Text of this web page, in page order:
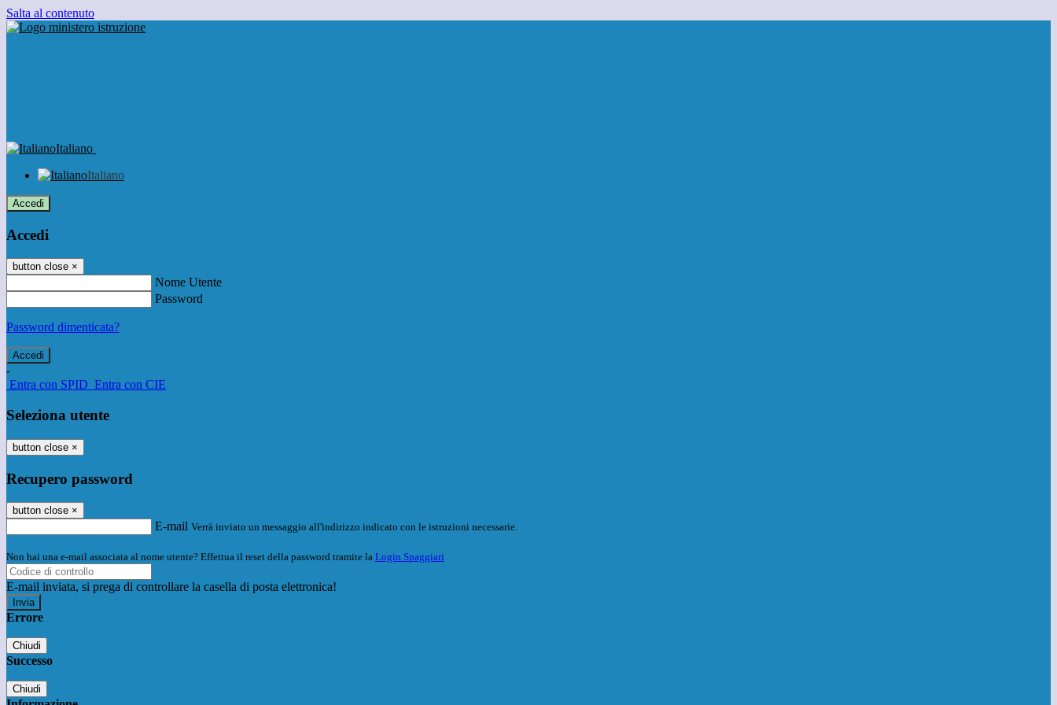
Salta al contenuto
Italiano
Italiano
Accedi
Accedi
button close ×
Nome Utente
Password
Password dimenticata?
-
Entra con SPID Entra con CIE
Seleziona utente
button close ×
Recupero password
button close ×
E-mail Verrà inviato un messaggio all'indirizzo indicato con le istruzioni necessarie.
Non hai una e-mail associata al nome utente? Effettua il reset della password tramite la Login Spaggiari
E-mail inviata, si prega di controllare la casella di posta elettronica!
Errore
Chiudi
Successo
Chiudi